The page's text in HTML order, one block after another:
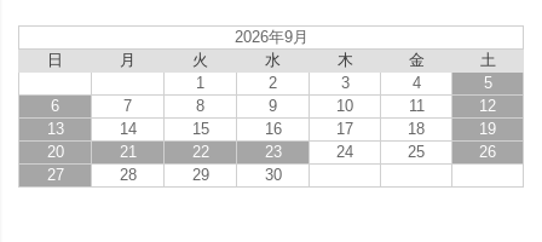
2026年9月
日
月 火 水 木 金
土
1
2 3 4
5
6
7 8 9 10 11
12
13
14 15 16 17 18
19
20
21 22 23 24 25
26
27
28 29 30